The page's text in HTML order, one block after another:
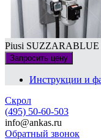
Piusi SUZZARABLUE
Запросить цену
Инструкции и
Скрол
(495) 50-60-503
info@ankas.ru
Обратный звонок